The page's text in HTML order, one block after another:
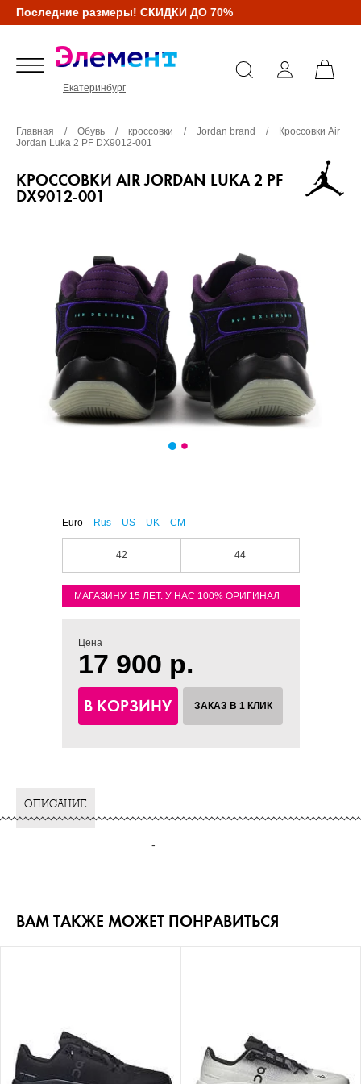
Последние размеры! СКИДКИ ДО 70%
Екатеринбург
Главная / Обувь / кроссовки / Jordan brand /
Кроссовки Air
Jordan Luka 2 PF DX9012-001
КРОССОВКИ AIR JORDAN LUKA 2 PF
DX9012-001
Euro Rus US UK CM
42 44
МАГАЗИНУ 15 ЛЕТ. У НАС 100% ОРИГИНАЛ
Цена
17 900 р.
В КОРЗИНУ ЗАКАЗ В 1 КЛИК
ОПИСАНИЕ
-
ВАМ ТАКЖЕ МОЖЕТ ПОНРАВИТЬСЯ